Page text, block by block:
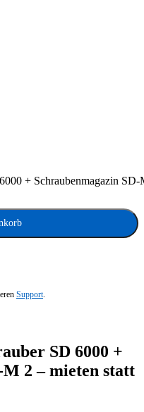
+ Schraubenmagazin SD-
Support.
SD 6000 +
2 – mieten statt